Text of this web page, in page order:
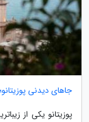
جاهای دیدنی
پوزیتانو یکی از